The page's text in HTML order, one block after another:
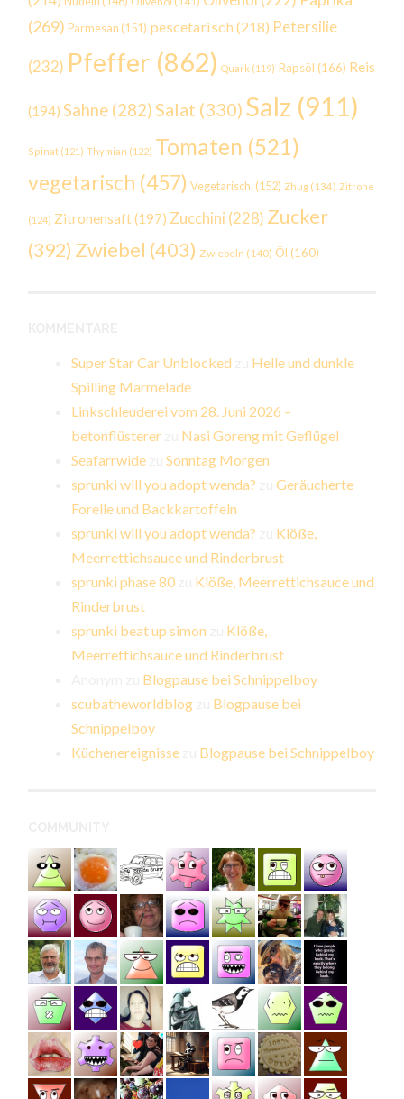
(269) Parmesan (151) pescetarisch (218) Petersilie
(232) Pfeffer (862) Quark (119) Rapsöl (166) Reis
(194) Sahne (282)Salat (330) Salz (911)
Spinat (121) Thymian (122) Tomaten (521)
vegetarisch (457) Vegetarisch. (152) Zhug (134) Zitrone
(124) Zitronensaft(197) Zucchini (228) Zucker
(392) Zwiebel (403) Zwiebeln (140) Öl (160)
Super Star Car Unblocked
Helle und dunkle
Spilling Marmelade
Linkschleuderei vom 28. Juni 2026 –
betonflüsterer
Nasi Goreng mit Geflügel
Seafarrwide zuSonntag Morgen
sprunki will you adopt wenda? zuGeräucherte
Forelle und Backkartoffeln
sprunki will you adopt wenda?
Klöße,
Meerrettichsauce und Rinderbrust
sprunki phase 80
Klöße, Meerrettichsauce und
Rinderbrust
sprunki beat up simon
Klöße,
Meerrettichsauce und Rinderbrust
Blogpause bei Schnippelboy
scubatheworldblog
Blogpause bei
Schnippelboy
Küchenereignisse
Blogpause bei Schnippelboy